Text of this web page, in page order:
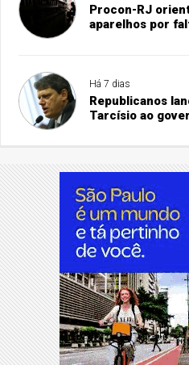
Procon-RJ
aparelhos por
Há 7 dias
Republicanos
Tarcísio ao